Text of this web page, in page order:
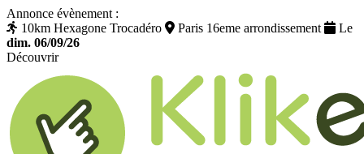
Annonce évènement :
10km Hexagone Trocadéro
Paris 16eme arrondissement
Le
dim. 06/09/26
Découvrir